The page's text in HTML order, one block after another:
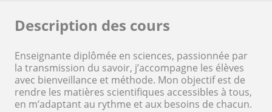
Description des cours
Enseignante diplômée en sciences, passionnée par
la transmission du savoir, j’accompagne les élèves
avec bienveillance et méthode. Mon objectif est de
rendre les matières scientifiques accessibles à tous,
en m’adaptant au rythme et aux besoins de chacun.